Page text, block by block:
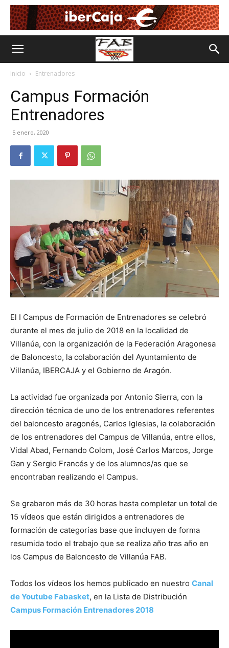
Inicio Entrenadores
Campus Formación
Entrenadores
5 enero, 2020
El I Campus de Formación de Entrenadores se celebró
durante el mes de julio de 2018 en la localidad de
Villanúa, con la organización de la Federación Aragonesa
de Baloncesto, la colaboración del Ayuntamiento de
Villanúa, IBERCAJA y el Gobierno de Aragón.
La actividad fue organizada por Antonio Sierra, con la
dirección técnica de uno de los entrenadores referentes
del baloncesto aragonés, Carlos Iglesias, la colaboración
de los entrenadores del Campus de Villanúa, entre ellos,
Vidal Abad, Fernando Colom, José Carlos Marcos, Jorge
Gan y Sergio Francés y de los alumnos/as que se
encontraban realizando el Campus.
Se grabaron más de 30 horas hasta completar un total de
15 vídeos que están dirigidos a entrenadores de
formación de categorías base que incluyen de forma
resumida todo el trabajo que se realiza año tras año en
los Campus de Baloncesto de Villanúa FAB.
Todos los vídeos los hemos publicado en nuestro Canal
de Youtube Fabasket, en la Lista de Distribución
Campus Formación Entrenadores 2018